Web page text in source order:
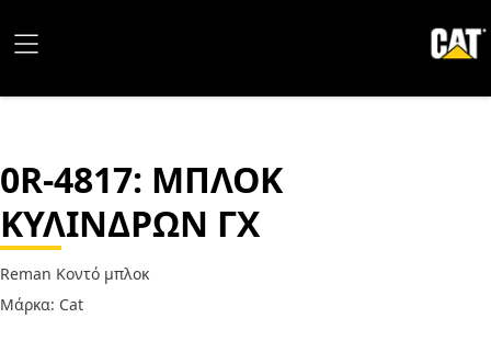
0R-4817: ΜΠΛΟΚ
ΚΥΛΙΝΔΡΩΝ ΓΧ
Reman Κοντό μπλοκ
Μάρκα: Cat